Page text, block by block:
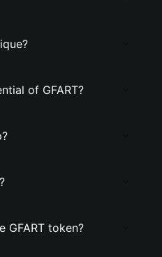
of GFART?
GFART token?